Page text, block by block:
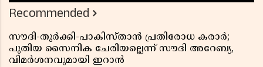
Recommended
സൗദി-തുർക്കി-പാകിസ്താൻ പ്രതിരോധ കരാർ;
പുതിയ സൈനിക ചേരിയല്ലെന്ന് സൗദി അറേബ്യ,
വിമർശനവുമായി ഇറാൻ